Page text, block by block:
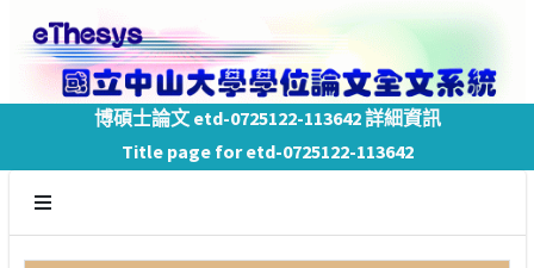
博碩士論文 etd-0725122-113642 詳細資訊
Title page for etd-0725122-113642